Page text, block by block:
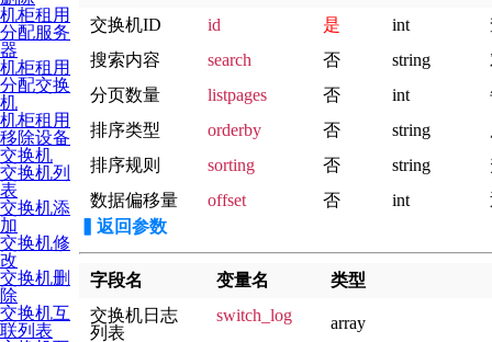
机柜租用
分配服务
器
机柜租用
分配交换
机
机柜租用
移除设备
交换机
交换机列
表
交换机添
加
交换机修
改
交换机删
除
交换机互
联列表
交换机ID
id 是 int
搜索内容
search 否 string
分页数量
listpages 否 int
排序类型
orderby 否 string
排序规则
sorting 否 string
数据偏移量
offset 否 int
返回参数
字段名 变量名
类型
交换机日志
列表
switch_log
array